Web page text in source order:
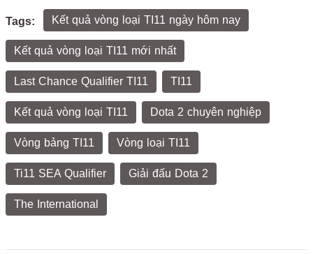
Tags: Kết quả vòng loại TI11 ngày hôm nay
Kết quả vòng loại TI11 mới nhất
Last Chance Qualifier TI11 TI11
Kết quả vòng loại TI11 Dota 2 chuyên nghiệp
Vòng bảng TI11 Vòng loại TI11
Ti11 SEA Qualifier Giải đấu Dota 2
The International